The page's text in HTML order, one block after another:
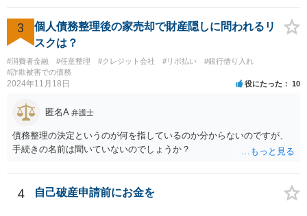
は、負債が拡大するだけになるのでお勧めできませんが あとは、相談
者様のご判断になると思いますので、私からのアドバイスは一旦これ
で終わりとさせていただきます。
3
個人債務整理後の家売却で財産隠しに問われるリ
スクは？
#消費者金融 #任意整理 #クレジット会社 #リボ払い
#銀行借り入れ
#詐欺被害での債務
2024年11月18日 役にたった 10
匿名A 弁護士
債務整理の決定というのが何を指しているのか分からないのですが、
手続きの名前は聞いていないのでしょうか？
4 自己破産申請前にお金を